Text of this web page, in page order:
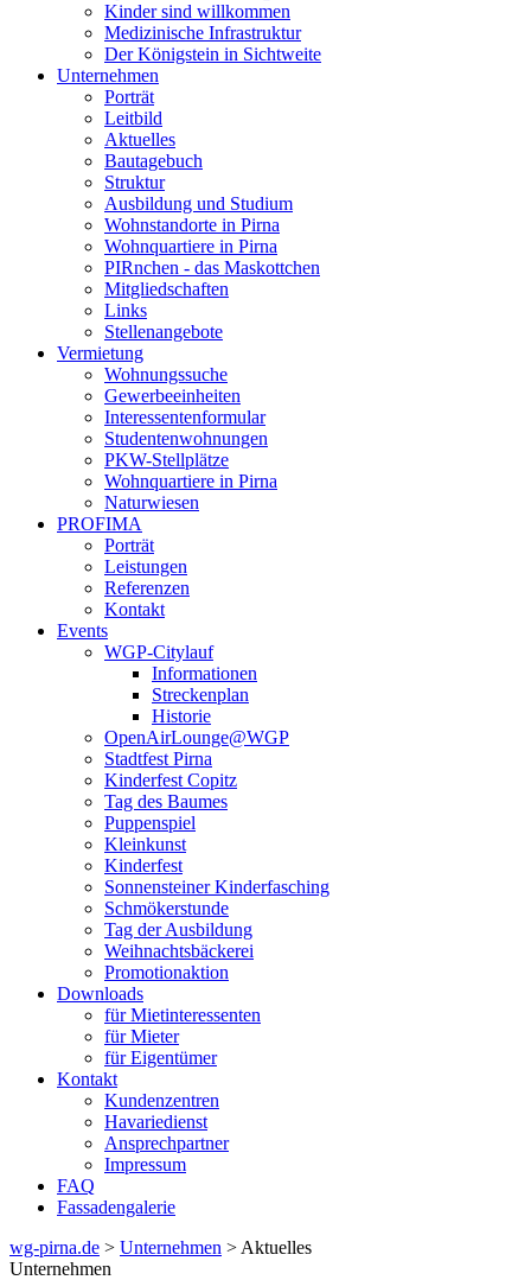
Kinder sind willkommen
Medizinische Infrastruktur
Der Königstein in Sichtweite
Unternehmen
Porträt
Leitbild
Aktuelles
Bautagebuch
Struktur
Ausbildung und Studium
Wohnstandorte in Pirna
Wohnquartiere in Pirna
PIRnchen - das Maskottchen
Mitgliedschaften
Links
Stellenangebote
Vermietung
Wohnungssuche
Gewerbeeinheiten
Interessentenformular
Studentenwohnungen
PKW-Stellplätze
Wohnquartiere in Pirna
Naturwiesen
PROFIMA
Porträt
Leistungen
Referenzen
Kontakt
Events
WGP-Citylauf
Informationen
Streckenplan
Historie
OpenAirLounge@WGP
Stadtfest Pirna
Kinderfest Copitz
Tag des Baumes
Puppenspiel
Kleinkunst
Kinderfest
Sonnensteiner Kinderfasching
Schmökerstunde
Tag der Ausbildung
Weihnachtsbäckerei
Promotionaktion
Downloads
für Mietinteressenten
für Mieter
für Eigentümer
Kontakt
Kundenzentren
Havariedienst
Ansprechpartner
Impressum
FAQ
Fassadengalerie
wg-pirna.de > Unternehmen > Aktuelles
Unternehmen